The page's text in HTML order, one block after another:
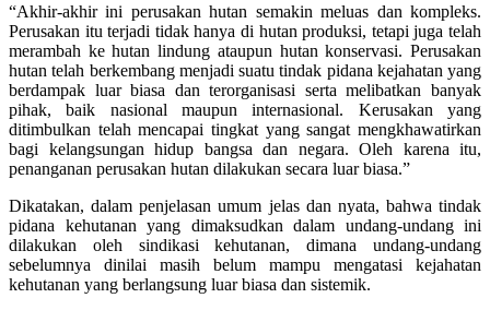
“Akhir-akhir ini perusakan hutan semakin meluas dan kompleks.
Perusakan itu terjadi tidak hanya di hutan produksi, tetapi juga telah
merambah ke hutan lindung ataupun hutan konservasi. Perusakan
hutan telah berkembang menjadi suatu tindak pidana kejahatan yang
berdampak luar biasa dan terorganisasi serta melibatkan banyak
pihak, baik nasional maupun internasional. Kerusakan yang
ditimbulkan telah mencapai tingkat yang sangat mengkhawatirkan
bagi kelangsungan hidup bangsa dan negara. Oleh karena itu,
penanganan perusakan hutan dilakukan secara luar biasa.”
Dikatakan, dalam penjelasan umum jelas dan nyata, bahwa tindak
pidana kehutanan yang dimaksudkan dalam undang-undang ini
dilakukan oleh sindikasi kehutanan, dimana undang-undang
sebelumnya dinilai masih belum mampu mengatasi kejahatan
kehutanan yang berlangsung luar biasa dan sistemik.